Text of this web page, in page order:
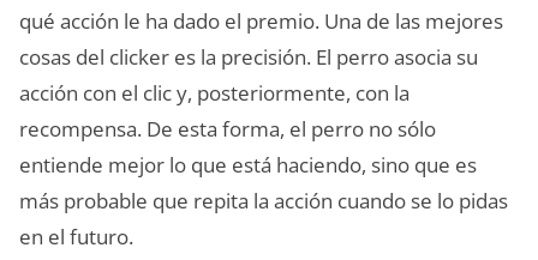
qué acción le ha dado el premio. Una de las mejores
cosas del clicker es la precisión. El perro asocia su
acción con el clic y, posteriormente, con la
recompensa. De esta forma, el perro no sólo
entiende mejor lo que está haciendo, sino que es
más probable que repita la acción cuando se lo pidas
en el futuro.